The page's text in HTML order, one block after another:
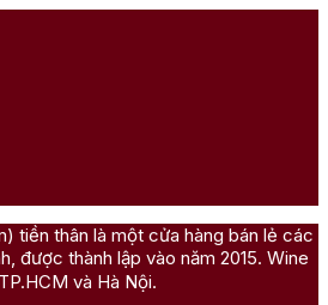
tiền thân là một cửa hàng bán lẻ các
được thành lập vào năm 2015. Wine
và Hà Nội.